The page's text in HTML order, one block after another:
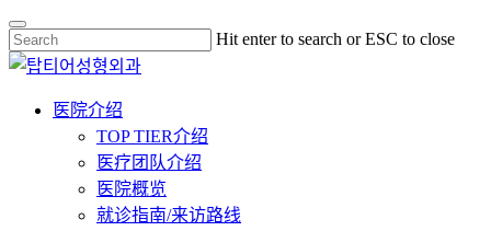
Skip
to
main
Hit enter to search or ESC to close
Close
Search
医院介绍
TOP TIER介绍
医疗团队介绍
医院概览
就诊指南/来访路线